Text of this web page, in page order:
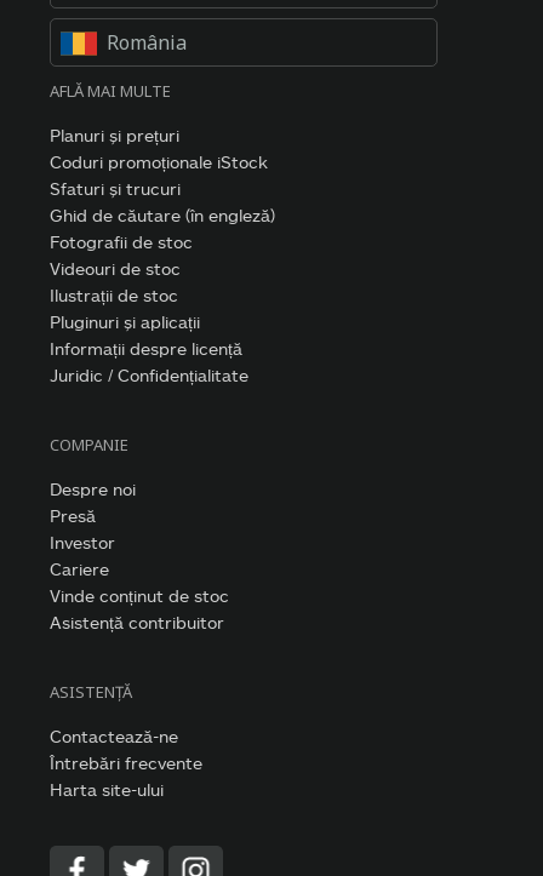
România
AFLĂ MAI MULTE
Planuri și prețuri
Coduri promoționale iStock
Sfaturi și trucuri
Ghid de căutare (în engleză)
Fotografii de stoc
Videouri de stoc
Ilustrații de stoc
Pluginuri și aplicații
Informații despre licență
Juridic / Confidențialitate
COMPANIE
Despre noi
Presă
Investor
Cariere
Vinde conținut de stoc
Asistență contribuitor
ASISTENȚĂ
Contactează-ne
Întrebări frecvente
Harta site-ului